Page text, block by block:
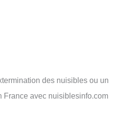
des nuisibles ou un
France avec nuisiblesinfo.com